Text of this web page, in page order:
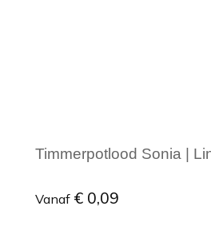
Timmerpotlood Sonia |
Vanaf € 0,09